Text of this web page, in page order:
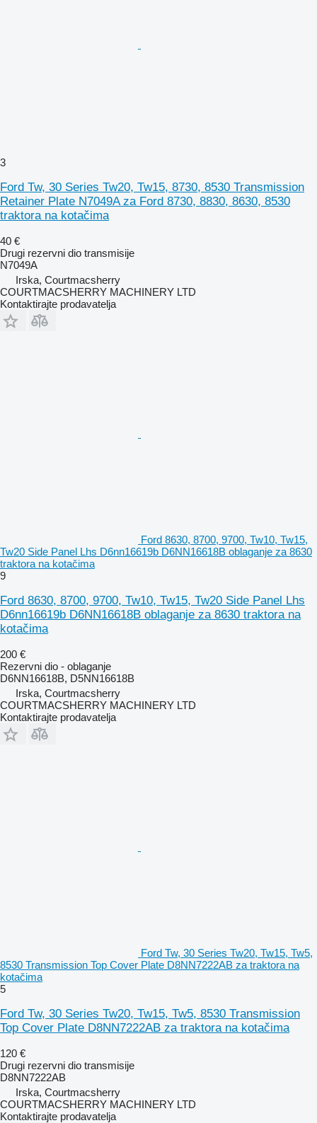
3
Ford Tw, 30 Series Tw20, Tw15, 8730, 8530 Transmission
Retainer Plate N7049A za Ford 8730, 8830, 8630, 8530
traktora na kotačima
40 €
Drugi rezervni dio transmisije
N7049A
Irska, Courtmacsherry
COURTMACSHERRY MACHINERY LTD
Kontaktirajte prodavatelja
Ford 8630, 8700, 9700, Tw10, Tw15,
Tw20 Side Panel Lhs D6nn16619b D6NN16618B oblaganje za 8630
traktora na kotačima
9
Ford 8630, 8700, 9700, Tw10, Tw15, Tw20 Side Panel Lhs
D6nn16619b D6NN16618B oblaganje za 8630 traktora na
kotačima
200 €
Rezervni dio - oblaganje
D6NN16618B, D5NN16618B
Irska, Courtmacsherry
COURTMACSHERRY MACHINERY LTD
Kontaktirajte prodavatelja
Ford Tw, 30 Series Tw20, Tw15, Tw5,
8530 Transmission Top Cover Plate D8NN7222AB za traktora na
kotačima
5
Ford Tw, 30 Series Tw20, Tw15, Tw5, 8530 Transmission
Top Cover Plate D8NN7222AB za traktora na kotačima
120 €
Drugi rezervni dio transmisije
D8NN7222AB
Irska, Courtmacsherry
COURTMACSHERRY MACHINERY LTD
Kontaktirajte prodavatelja